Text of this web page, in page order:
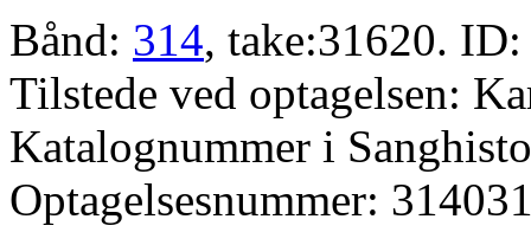
Bånd: 314, take:31620.
Tilstede ved optagelsen:
Katalognummer i
Optagelsesnummer: